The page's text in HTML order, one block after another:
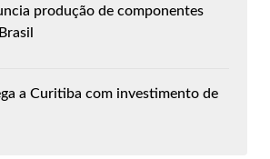
produção de componentes
a Curitiba com investimento de